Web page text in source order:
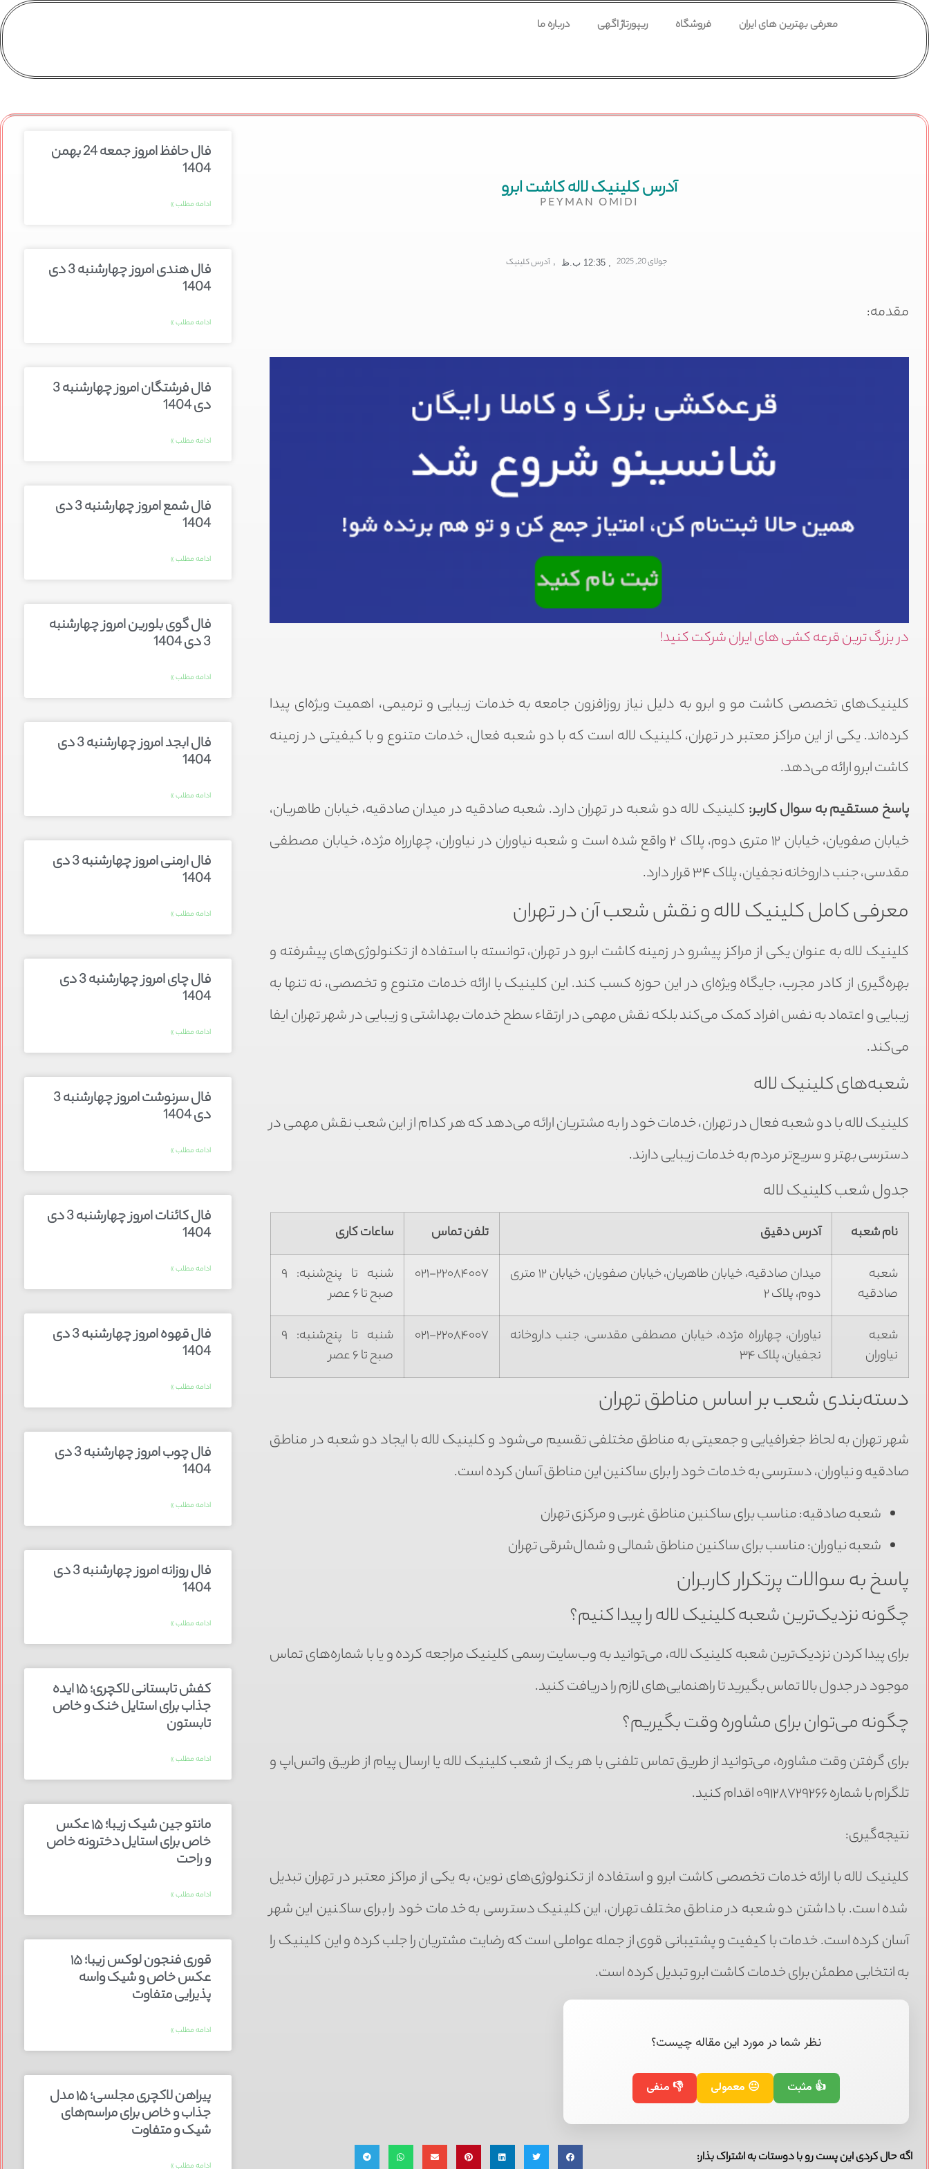
معرفی بهترین های ایران فروشگاه ریپورتاژ اگهی درباره ما
آدرس کلینیک لاله کاشت ابرو
PEYMAN OMIDI
جولای 20, 2025 12:35 ب.ظ , آدرس کلینیک
مقدمه:
در بزرگ ترین قرعه کشی های ایران شرکت کنید!
کلینیک‌های تخصصی کاشت مو و ابرو به دلیل نیاز روزافزون جامعه به خدمات زیبایی و ترمیمی، اهمیت ویژه‌ای پیدا
کرده‌اند. یکی از این مراکز معتبر در تهران، کلینیک لاله است که با دو شعبه فعال، خدمات متنوع و با کیفیتی در زمینه
کاشت ابرو ارائه می‌دهد.
پاسخ مستقیم به سوال کاربر: کلینیک لاله دو شعبه در تهران دارد. شعبه صادقیه در میدان صادقیه، خیابان طاهریان،
خیابان صفویان، خیابان ۱۲ متری دوم، پلاک ۲ واقع شده است و شعبه نیاوران در نیاوران، چهارراه مژده، خیابان مصطفی
مقدسی، جنب داروخانه نجفیان، پلاک ۳۴ قرار دارد.
معرفی کامل کلینیک لاله و نقش شعب آن در تهران
کلینیک لاله به عنوان یکی از مراکز پیشرو در زمینه کاشت ابرو در تهران، توانسته با استفاده از تکنولوژی‌های پیشرفته و
بهره‌گیری از کادر مجرب، جایگاه ویژه‌ای در این حوزه کسب کند. این کلینیک با ارائه خدمات متنوع و تخصصی، نه تنها به
زیبایی و اعتماد به نفس افراد کمک می‌کند بلکه نقش مهمی در ارتقاء سطح خدمات بهداشتی و زیبایی در شهر تهران ایفا
می‌کند.
شعبه‌های کلینیک لاله
کلینیک لاله با دو شعبه فعال در تهران، خدمات خود را به مشتریان ارائه می‌دهد که هر کدام از این شعب نقش مهمی در
دسترسی بهتر و سریع‌تر مردم به خدمات زیبایی دارند.
جدول شعب کلینیک لاله
نام شعبه آدرس دقیق تلفن تماس
ساعات کاری
شعبه
صادقیه
میدان صادقیه، خیابان طاهریان، خیابان صفویان، خیابان ۱۲ متری
دوم، پلاک ۲
۰۲۱-۲۲۰۸۴۰۰۷
شنبه تا پنج‌شنبه: ۹
صبح تا ۶ عصر
شعبه
نیاوران
نیاوران، چهارراه مژده، خیابان مصطفی مقدسی، جنب داروخانه
نجفیان، پلاک ۳۴
۰۲۱-۲۲۰۸۴۰۰۷
شنبه تا پنج‌شنبه: ۹
صبح تا ۶ عصر
دسته‌بندی شعب بر اساس مناطق تهران
شهر تهران به لحاظ جغرافیایی و جمعیتی به مناطق مختلفی تقسیم می‌شود و کلینیک لاله با ایجاد دو شعبه در مناطق
صادقیه و نیاوران، دسترسی به خدمات خود را برای ساکنین این مناطق آسان کرده است.
شعبه صادقیه: مناسب برای ساکنین مناطق غربی و مرکزی تهران
شعبه نیاوران: مناسب برای ساکنین مناطق شمالی و شمال‌شرقی تهران
پاسخ به سوالات پرتکرار کاربران
چگونه نزدیک‌ترین شعبه کلینیک لاله را پیدا کنیم؟
برای پیدا کردن نزدیک‌ترین شعبه کلینیک لاله، می‌توانید به وب‌سایت رسمی کلینیک مراجعه کرده و یا با شماره‌های تماس
موجود در جدول بالا تماس بگیرید تا راهنمایی‌های لازم را دریافت کنید.
چگونه می‌توان برای مشاوره وقت بگیریم؟
برای گرفتن وقت مشاوره، می‌توانید از طریق تماس تلفنی با هر یک از شعب کلینیک لاله یا ارسال پیام از طریق واتس‌اپ و
تلگرام با شماره ۰۹۱۲۸۷۲۹۲۶۶ اقدام کنید.
نتیجه‌گیری:
کلینیک لاله با ارائه خدمات تخصصی کاشت ابرو و استفاده از تکنولوژی‌های نوین، به یکی از مراکز معتبر در تهران تبدیل
شده است. با داشتن دو شعبه در مناطق مختلف تهران، این کلینیک دسترسی به خدمات خود را برای ساکنین این شهر
آسان کرده است. خدمات با کیفیت و پشتیبانی قوی از جمله عواملی است که رضایت مشتریان را جلب کرده و این کلینیک را
به انتخابی مطمئن برای خدمات کاشت ابرو تبدیل کرده است.
نظر شما در مورد این مقاله چیست؟
👍 مثبت 😐 معمولی 👎 منفی
اگه حال کردی این پست رو با دوستات به اشتراک بذار:
فال حافظ امروز جمعه 24 بهمن
1404
ادامه مطلب »
فال هندی امروز چهارشنبه 3 دی
1404
ادامه مطلب »
فال فرشتگان امروز چهارشنبه 3
دی 1404
ادامه مطلب »
فال شمع امروز چهارشنبه 3 دی
1404
ادامه مطلب »
فال گوی بلورین امروز چهارشنبه
3 دی 1404
ادامه مطلب »
فال ابجد امروز چهارشنبه 3 دی
1404
ادامه مطلب »
فال ارمنی امروز چهارشنبه 3 دی
1404
ادامه مطلب »
فال چای امروز چهارشنبه 3 دی
1404
ادامه مطلب »
فال سرنوشت امروز چهارشنبه 3
دی 1404
ادامه مطلب »
فال کائنات امروز چهارشنبه 3 دی
1404
ادامه مطلب »
فال قهوه امروز چهارشنبه 3 دی
1404
ادامه مطلب »
فال چوب امروز چهارشنبه 3 دی
1404
ادامه مطلب »
فال روزانه امروز چهارشنبه 3 دی
1404
ادامه مطلب »
کفش تابستانی لاکچری؛ ۱۵ ایده‌
جذاب برای استایل خنک و خاص
تابستون
ادامه مطلب »
مانتو جین شیک زیبا؛ ۱۵ عکس
خاص برای استایل دخترونه خاص
و راحت
ادامه مطلب »
قوری فنجون لوکس زیبا؛ ۱۵
عکس خاص و شیک واسه
پذیرایی متفاوت
ادامه مطلب »
پیراهن لاکچری مجلسی؛ ۱۵ مدل
جذاب و خاص برای مراسم‌های
شیک و متفاوت
ادامه مطلب »